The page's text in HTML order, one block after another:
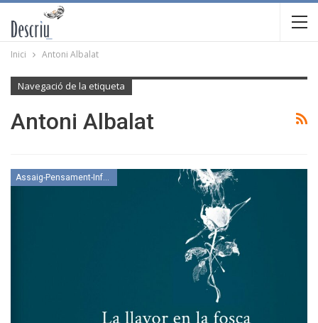
Inici Antoni Albalat
Navegació de la etiqueta
Antoni Albalat
Assaig-Pensament-Informació